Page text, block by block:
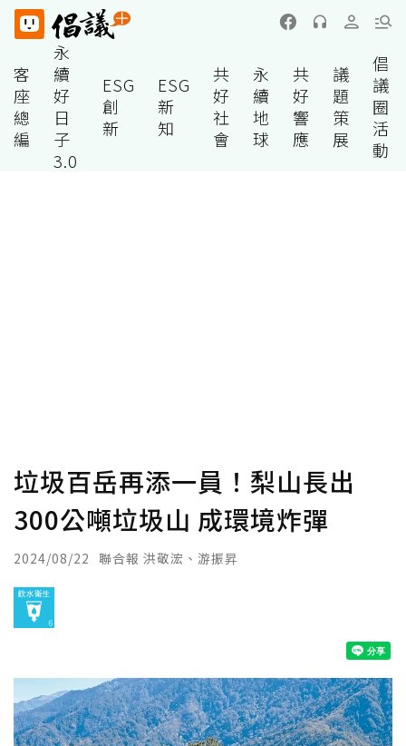
客
座
總
編
永
續
好
日
子
3.0
ESG
創
新
ESG
新
知
共
好
社
會
永
續
地
球
共
好
響
應
議
題
策
展
倡
議
圈
活
動
垃圾百岳再添一員！梨山長出
300公噸垃圾山 成環境炸彈
2024/08/22 聯合報 洪敬浤、游振昇